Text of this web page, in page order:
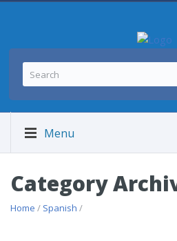
Menu
Category
Home / Spanish /